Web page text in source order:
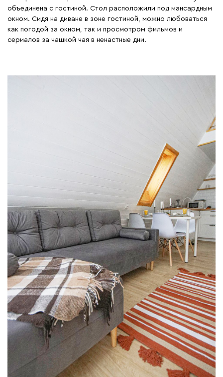
объединена с гостиной. Стол расположили под мансардным
окном. Сидя на диване в зоне гостиной, можно любоваться
как погодой за окном, так и просмотром фильмов и
сериалов за чашкой чая в ненастные дни.